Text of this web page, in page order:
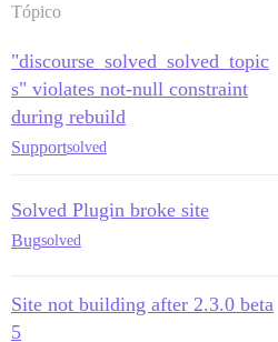
Tópico
"discourse_solved_solved_topic
s" violates not-null constraint
during rebuild
Supportsolved
Solved Plugin broke site
Bugsolved
Site not building after 2.3.0 beta
5